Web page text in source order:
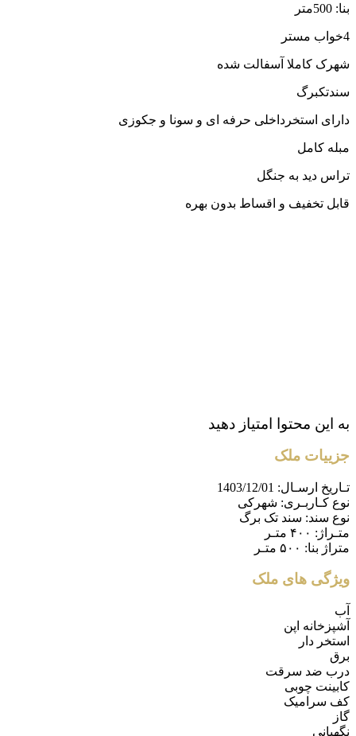
بنا: 500متر
4خواب مستر
شهرک کاملا آسفالت شده
سندتکبرگ
دارای استخرداخلی حرفه ای و سونا و جکوزی
مبله کامل
تراس دید به جنگل
قابل تخفیف و اقساط بدون بهره
به این محتوا امتیاز دهید
جزییات ملک
تـاریخ ارسـال: 1403/12/01
نوع کـاربـری: شهرکی
نوع سند: سند تک برگ
متـراژ: ۴۰۰ متـر
متراژ بنا: ۵۰۰ متـر
ویژگی های ملک
آب
آشپزخانه اپن
استخر دار
برق
درب ضد سرقت
کابینت چوبی
کف سرامیک
گاز
نگهبانی